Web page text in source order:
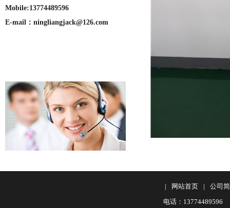
Mobile:13774489596
E-mail：ningliangjack@126.com
| 网站首页 |
公司
电话：